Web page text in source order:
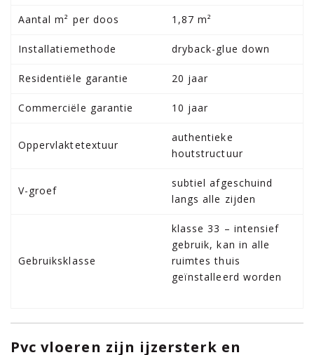
Aantal m² per doos 1,87 m²
Installatiemethode dryback-glue down
Residentiële garantie 20 jaar
Commerciële garantie 10 jaar
Oppervlaktetextuur
authentieke
houtstructuur
V-groef
subtiel afgeschuind
langs alle zijden
Gebruiksklasse
klasse 33 – intensief
gebruik, kan in alle
ruimtes thuis
geïnstalleerd worden
Pvc vloeren zijn ijzersterk en